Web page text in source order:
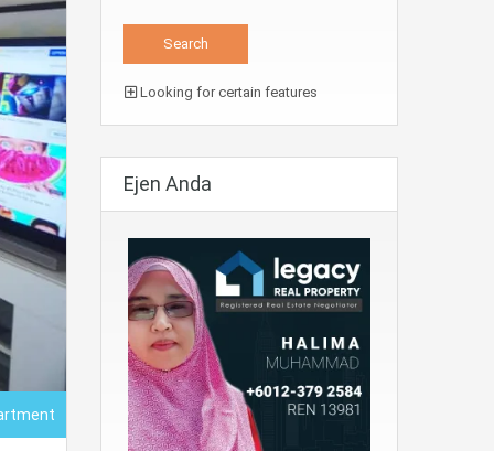
Looking for certain features
Ejen Anda